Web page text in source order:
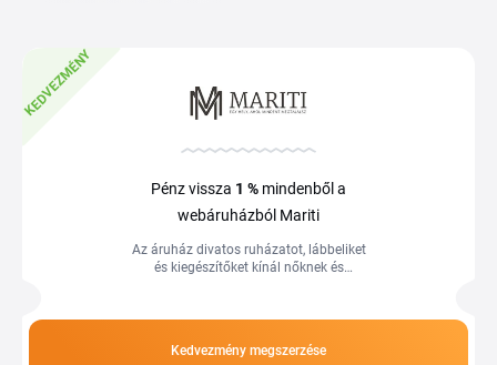
A kínálatban cipők, táskák és divatos kiegészítők is helyet
kapnak, így egy helyen állíthatod össze a teljes öltözéked.
Az aktuális kódok és akciók ebben az áttekintésben
találhatók, így néhány kattintással lecsökkentheted a
vásárolhatsz.
KEDVEZMÉNY
Pénz vissza 1 % mindenből a
webáruházból Mariti
Az áruház divatos ruházatot, lábbeliket
és kiegészítőket kínál nőknek és
Kedvezmény megszerzése